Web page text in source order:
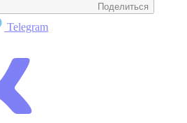
Поделиться
Telegram